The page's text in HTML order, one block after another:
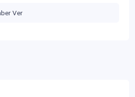
Ver